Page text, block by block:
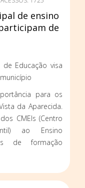
de ensino
de
Educação visa
para os
da Aparecida.
CMEIs (Centro
ao Ensino
de formação